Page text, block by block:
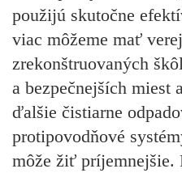
použijú skutočne
viac môžeme mať
zrekonštruovaných
a bezpečnejších miest
ďalšie čistiarne
protipovodňové
môže žiť príjemnejšie.